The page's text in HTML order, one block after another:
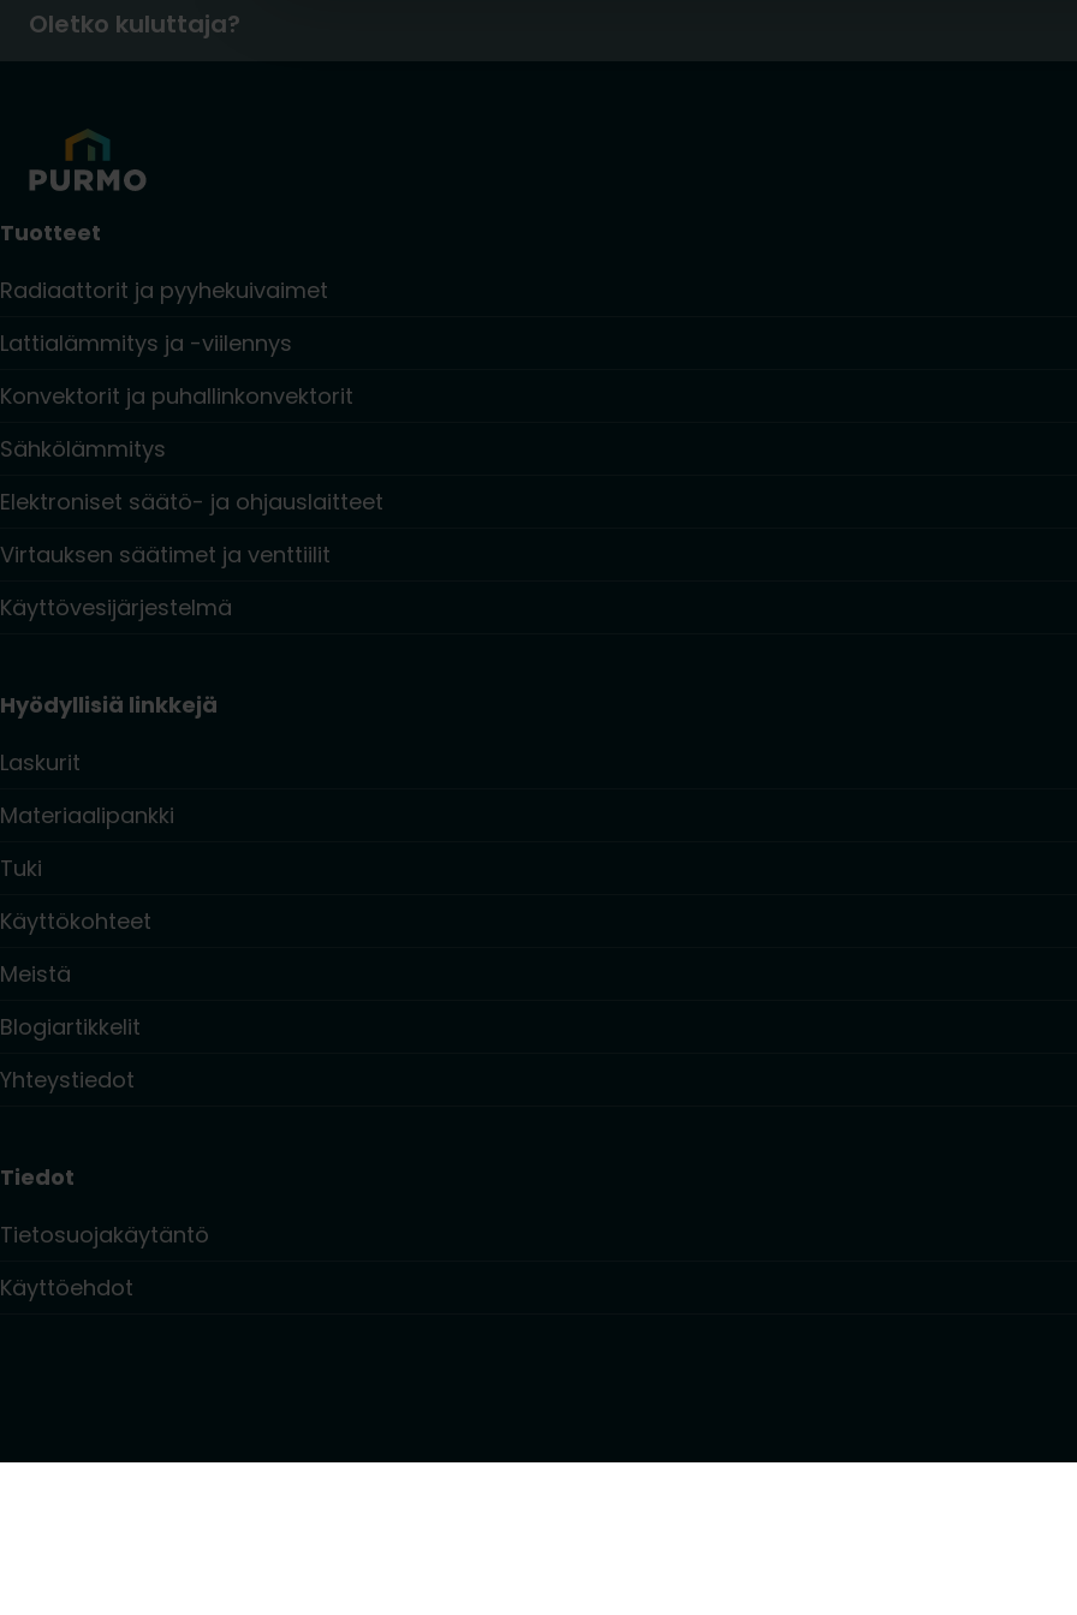
Oletko kuluttaja?
Tuotteet
Radiaattorit ja pyyhekuivaimet
Lattialämmitys ja -viilennys
Konvektorit ja puhallinkonvektorit
Sähkölämmitys
Elektroniset säätö- ja ohjauslaitteet
Virtauksen säätimet ja venttiilit
Käyttövesijärjestelmä
Hyödyllisiä linkkejä
Laskurit
Materiaalipankki
Tuki
Käyttökohteet
Meistä
Blogiartikkelit
Yhteystiedot
Tiedot
Tietosuojakäytäntö
Käyttöehdot